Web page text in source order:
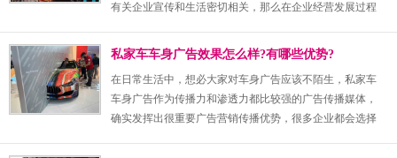
有关企业宣传和生活密切相关，那么在企业经营发展过程
么对展板在进行制作时，有没有什么小技巧需要注意的呢?
私家车车身广告效果怎么样?有哪些优势?
在日常生活中，想必大家对车身广告应该不陌生，私家车
车身广告作为传播力和渗透力都比较强的广告传播媒体，
确实发挥出很重要广告营销传播优势，很多企业都会选择